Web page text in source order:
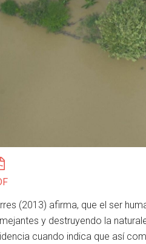
(2013) afirma, que el ser
y destruyendo la
cuando indica que así